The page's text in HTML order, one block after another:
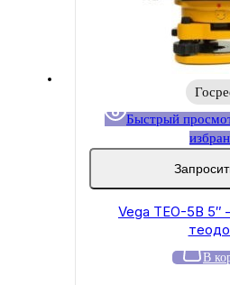
Быстрый
Vega TEO-5B 5″
В